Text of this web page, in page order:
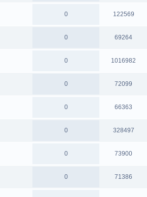
0 122569
0 69264
0 1016982
0 72099
0 66363
0 328497
0 73900
0 71386